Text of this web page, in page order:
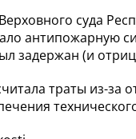
суда
антипожарную
задержан (и
траты из-за